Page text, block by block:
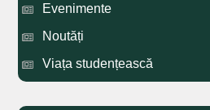
Evenimente
Noutăți
Viața studențească